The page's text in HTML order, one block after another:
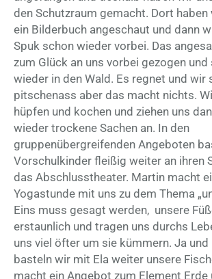
den Schutzraum gemacht. Dort
ein Bilderbuch angeschaut und dann
Spuk schon wieder vorbei. Das
zum Glück an uns vorbei gezogen
wieder in den Wald. Es regnet und wir
pitschenass aber das macht nichts.
hüpfen und kochen und ziehen uns
wieder trockene Sachen an. In den
gruppenübergreifenden Angeboten
Vorschulkinder fleißig weiter an ihren
das Abschlusstheater. Martin macht
Yogastunde mit uns zu dem Thema
Eins muss gesagt werden, unsere
erstaunlich und tragen uns durchs
uns viel öfter um sie kümmern. Ja und
basteln wir mit Ela weiter unsere
macht ein Angebot zum Element Erde